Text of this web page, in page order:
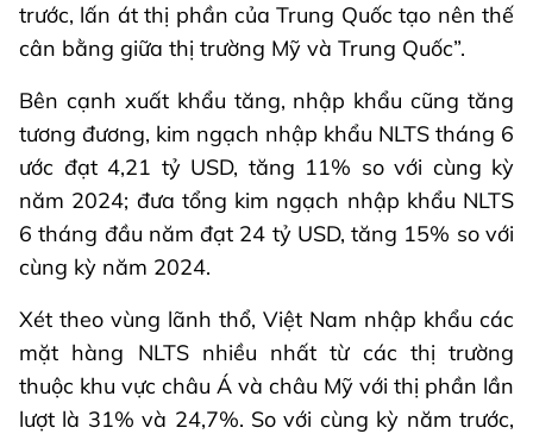
trước, lấn át thị phần của Trung Quốc tạo nên thế
cân bằng giữa thị trường Mỹ và Trung Quốc”.
Bên cạnh xuất khẩu tăng, nhập khẩu cũng tăng
tương đương, kim ngạch nhập khẩu NLTS tháng 6
ước đạt 4,21 tỷ USD, tăng 11% so với cùng kỳ
năm 2024; đưa tổng kim ngạch nhập khẩu NLTS
6 tháng đầu năm đạt 24 tỷ USD, tăng 15% so với
cùng kỳ năm 2024.
Xét theo vùng lãnh thổ, Việt Nam nhập khẩu các
mặt hàng NLTS nhiều nhất từ các thị trường
thuộc khu vực châu Á và châu Mỹ với thị phần lần
lượt là 31% và 24,7%. So với cùng kỳ năm trước,